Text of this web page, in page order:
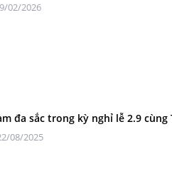
02/2026
đa sắc trong kỳ nghỉ lễ 2.9
08/2025